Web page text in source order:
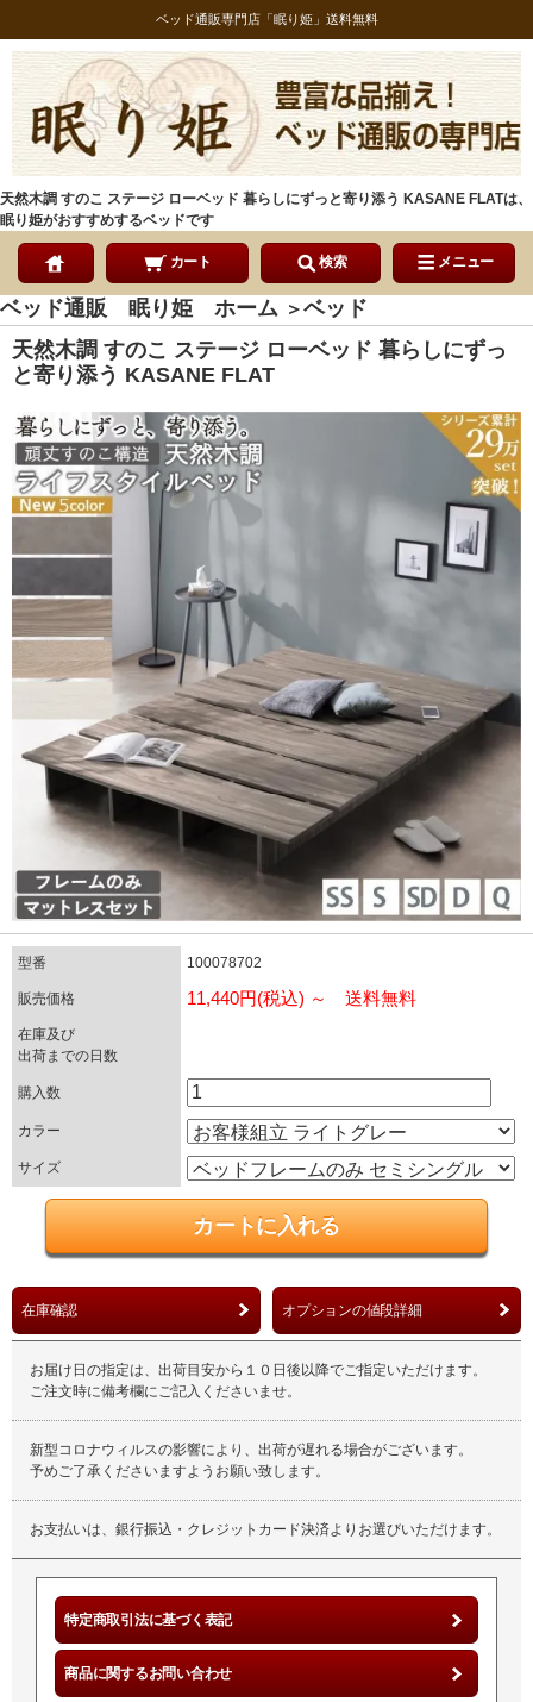
ベッド通販専門店「眠り姫」送料無料
天然木調 すのこ ステージ ローベッド 暮らしにずっと寄り添う KASANE FLATは、
眠り姫がおすすめするベッドです
カート 検索 メニュー
ベッド通販 眠り姫 ホーム ＞ベッド
天然木調 すのこ ステージ ローベッド 暮らしにずっ
と寄り添う KASANE FLAT
型番 100078702
販売価格 11,440円(税込) ～ 送料無料
在庫及び
出荷までの日数
購入数
カラー
サイズ
在庫確認 オプションの値段詳細
お届け日の指定は、出荷目安から１０日後以降でご指定いただけます。
ご注文時に備考欄にご記入くださいませ。
新型コロナウィルスの影響により、出荷が遅れる場合がございます。
予めご了承くださいますようお願い致します。
お支払いは、銀行振込・クレジットカード決済よりお選びいただけます。
特定商取引法に基づく表記
商品に関するお問い合わせ